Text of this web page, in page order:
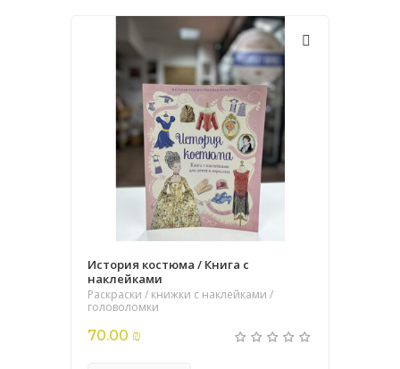
История костюма / Книга с
наклейками
Раскраски / книжки с наклейками /
головоломки
70.00 ₪